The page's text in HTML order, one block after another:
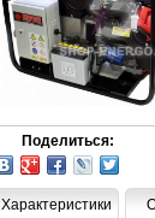
Поделиться:
Характеристики